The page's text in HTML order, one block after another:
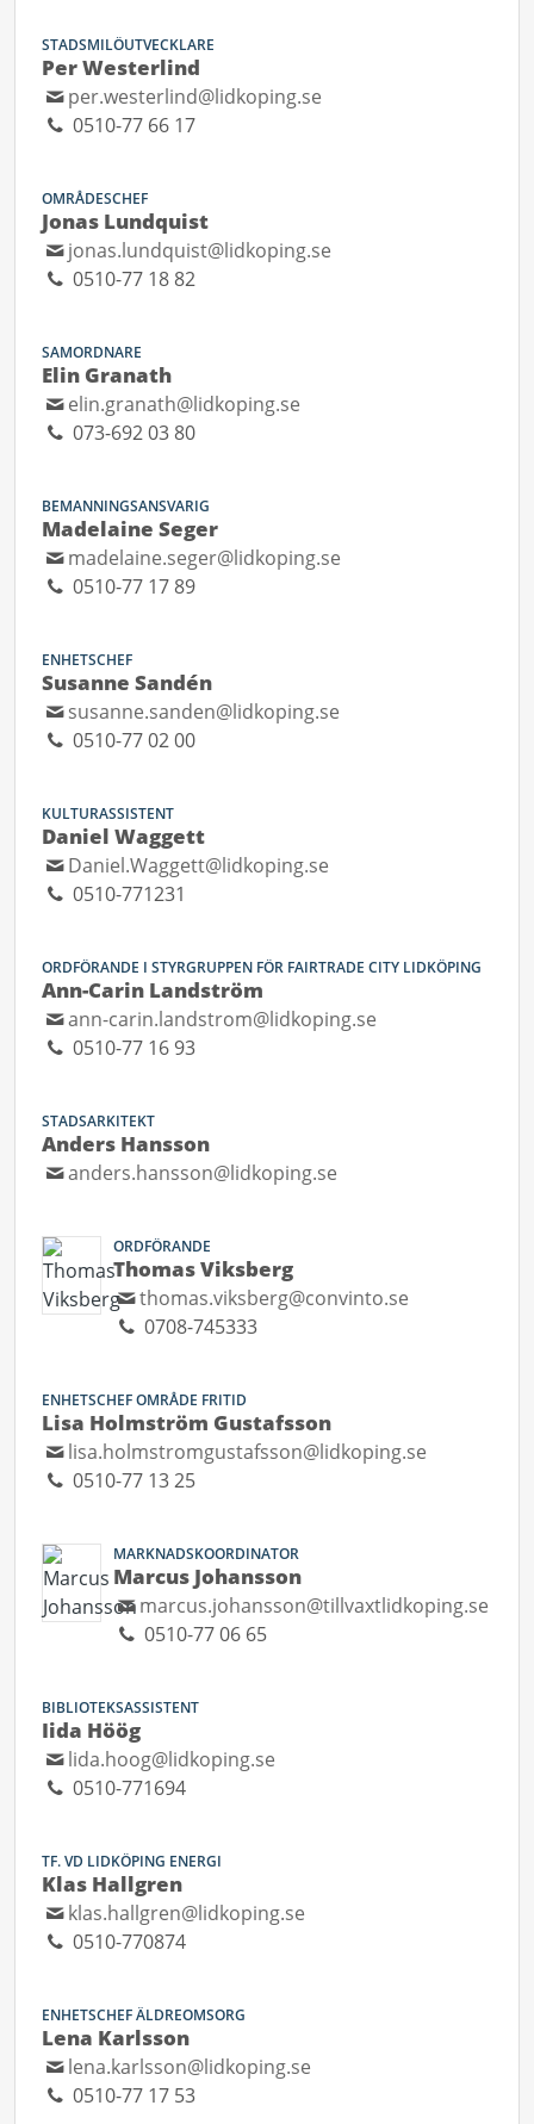
STADSMILÖUTVECKLARE
Per Westerlind
per.westerlind@lidkoping.se
0510-77 66 17
OMRÅDESCHEF
Jonas Lundquist
jonas.lundquist@lidkoping.se
0510-77 18 82
SAMORDNARE
Elin Granath
elin.granath@lidkoping.se
073-692 03 80
BEMANNINGSANSVARIG
Madelaine Seger
madelaine.seger@lidkoping.se
0510-77 17 89
ENHETSCHEF
Susanne Sandén
susanne.sanden@lidkoping.se
0510-77 02 00
KULTURASSISTENT
Daniel Waggett
Daniel.Waggett@lidkoping.se
0510-771231
ORDFÖRANDE I STYRGRUPPEN FÖR FAIRTRADE CITY LIDKÖPING
Ann-Carin Landström
ann-carin.landstrom@lidkoping.se
0510-77 16 93
STADSARKITEKT
Anders Hansson
anders.hansson@lidkoping.se
ORDFÖRANDE
Thomas Viksberg
thomas.viksberg@convinto.se
0708-745333
ENHETSCHEF OMRÅDE FRITID
Lisa Holmström Gustafsson
lisa.holmstromgustafsson@lidkoping.se
0510-77 13 25
MARKNADSKOORDINATOR
Marcus Johansson
marcus.johansson@tillvaxtlidkoping.se
0510-77 06 65
BIBLIOTEKSASSISTENT
Iida Höög
lida.hoog@lidkoping.se
0510-771694
TF. VD LIDKÖPING ENERGI
Klas Hallgren
klas.hallgren@lidkoping.se
0510-770874
ENHETSCHEF ÄLDREOMSORG
Lena Karlsson
lena.karlsson@lidkoping.se
0510-77 17 53